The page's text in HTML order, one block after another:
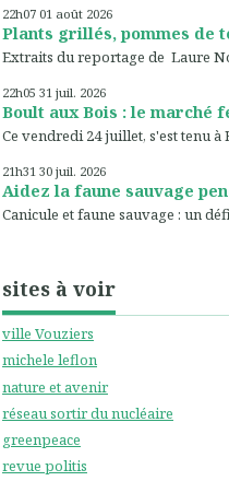
22h07 01 août 2026
Plants grillés, pommes de
Extraits du reportage de Laure
22h05 31 juil. 2026
Boult aux Bois : le marché
Ce vendredi 24 juillet, s'est tenu à
21h31 30 juil. 2026
Aidez la faune sauvage
Canicule et faune sauvage : un
sites à voir
ville Vouziers
michele leflon
nature et avenir
réseau sortir du nucléaire
greenpeace
revue politis